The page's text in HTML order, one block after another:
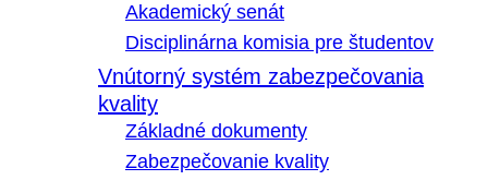
Akademický senát
Disciplinárna komisia pre študentov
Vnútorný systém zabezpečovania
kvality
Základné dokumenty
Zabezpečovanie kvality